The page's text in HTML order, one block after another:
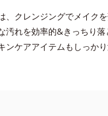
、クレンジングでメイク
汚れを効率的&きっちり
ンケアアイテムもしっかり